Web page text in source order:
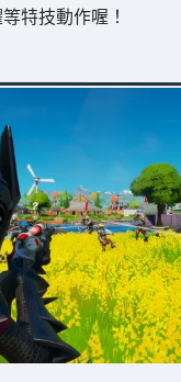
特技動作喔！